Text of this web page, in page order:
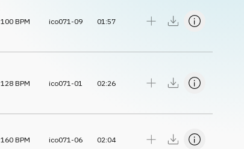
100 BPM ico071-09 01:57
128 BPM ico071-01 02:26
160 BPM ico071-06 02:04